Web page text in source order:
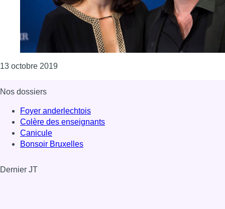
13 octobre 2019Consulter l'article "Le film de Fabrice Du Welz
Nos dossiers
Foyer anderlechtois
Colère des enseignants
Canicule
Bonsoir Bruxelles
Dernier JT